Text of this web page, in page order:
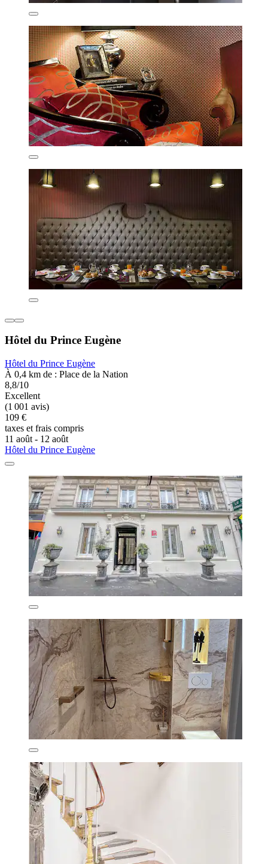
Hôtel du Prince Eugène
Hôtel du Prince Eugène
À 0,4 km de : Place de la Nation
8,8/10
Excellent
(1 001 avis)
109 €
taxes et frais compris
11 août - 12 août
Hôtel du Prince Eugène